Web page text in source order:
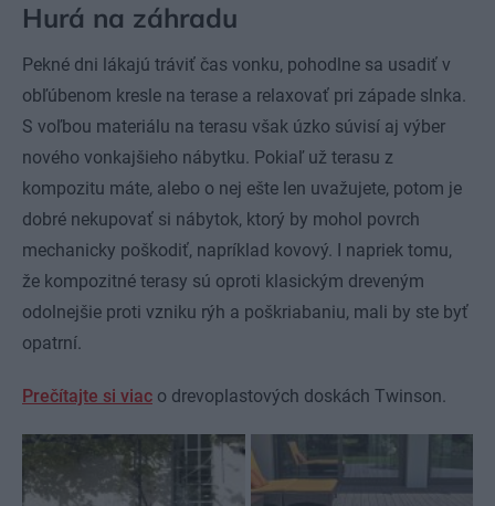
Hurá na záhradu
Pekné dni lákajú tráviť čas vonku, pohodlne sa usadiť v
obľúbenom kresle na terase a relaxovať pri západe slnka.
S voľbou materiálu na terasu však úzko súvisí aj výber
nového vonkajšieho nábytku. Pokiaľ už terasu z
kompozitu máte, alebo o nej ešte len uvažujete, potom je
dobré nekupovať si nábytok, ktorý by mohol povrch
mechanicky poškodiť, napríklad kovový. I napriek tomu,
že kompozitné terasy sú oproti klasickým dreveným
odolnejšie proti vzniku rýh a poškriabaniu, mali by ste byť
opatrní.
Prečítajte si viac o drevoplastových doskách Twinson.